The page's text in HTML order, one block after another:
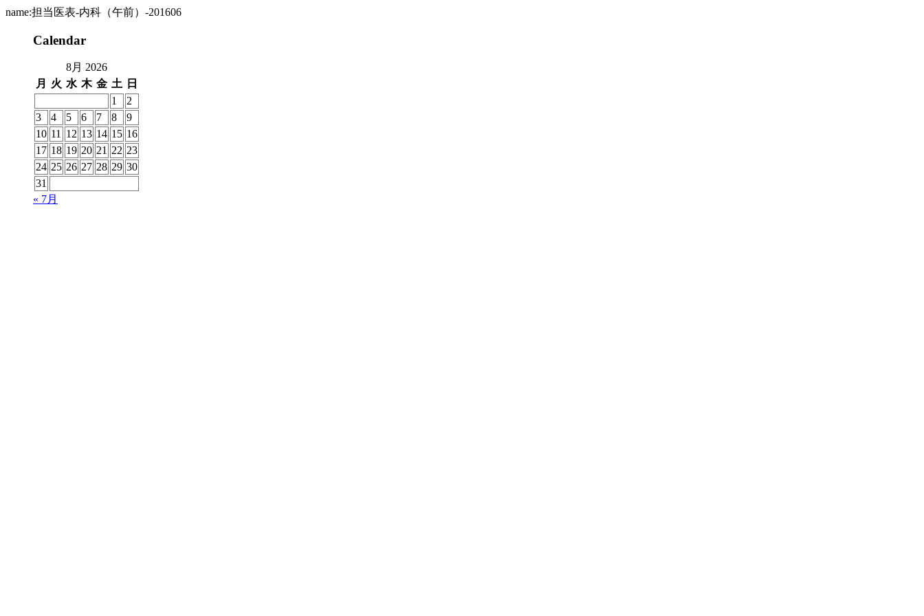
name:担当医表-内科（午前）-201606
Calendar
8月 2026
月
火 水 木 金 土 日
1
2
3
4 5 6 7 8
9
10 11 12 13 14 15 16
17 18 19 20 21 22 23
24 25 26 27 28 29 30
31
« 7月